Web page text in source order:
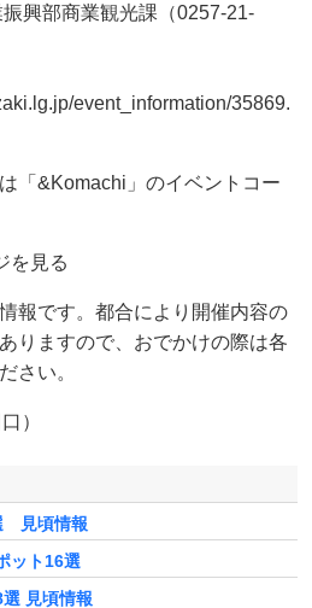
興部商業観光課（0257-21-
event_information/35869.
「&Komachi」のイベントコー
を見る
報です。都合により開催内容の
りますので、おでかけの際は各
さい。
）
見頃情報
ット16選
見頃情報